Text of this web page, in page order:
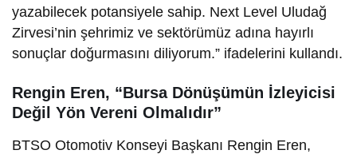
yazabilecek potansiyele sahip. Next Level Uludağ
Zirvesi’nin şehrimiz ve sektörümüz adına hayırlı
sonuçlar doğurmasını diliyorum.” ifadelerini kullandı.
Rengin Eren, “Bursa Dönüşümün İzleyicisi
Değil Yön Vereni Olmalıdır”
BTSO Otomotiv Konseyi Başkanı Rengin Eren,